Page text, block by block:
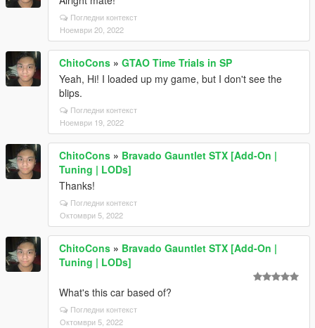
Погледни контекст
Ноември 20, 2022
ChitoCons » GTAO Time Trials in SP
Yeah, Hi! I loaded up my game, but I don't see the
blips.
Погледни контекст
Ноември 19, 2022
ChitoCons » Bravado Gauntlet STX [Add-On |
Tuning | LODs]
Thanks!
Погледни контекст
Октомври 5, 2022
ChitoCons » Bravado Gauntlet STX [Add-On |
Tuning | LODs]
What's this car based of?
Погледни контекст
Октомври 5, 2022